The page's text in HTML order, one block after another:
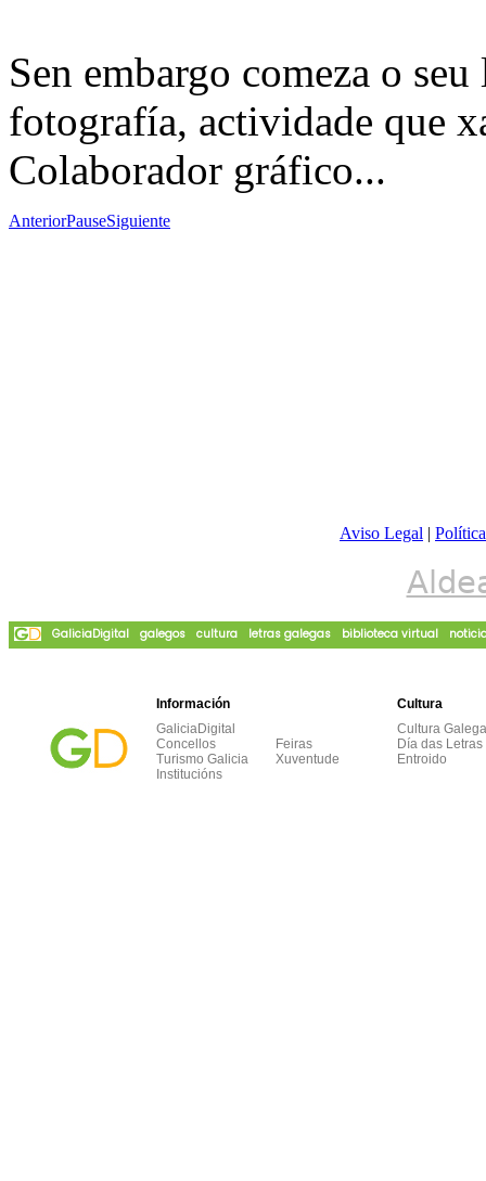
Sen embargo comeza o
fotografía, actividade que
Colaborador gráfico...
AnteriorPauseSiguiente
Aviso Legal |